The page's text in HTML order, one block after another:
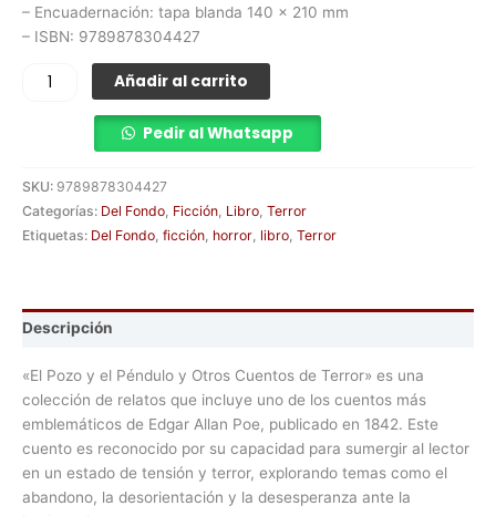
– Encuadernación: tapa blanda 140 x 210 mm
– ISBN: 9789878304427
Añadir al carrito
Pedir al Whatsapp
SKU: 9789878304427
Categorías: Del Fondo Ficción Libro Terror
Etiquetas: Del Fondo ficción horror libro Terror
Descripción
«El Pozo y el Péndulo y Otros Cuentos de Terror» es una
colección de relatos que incluye uno de los cuentos más
emblemáticos de Edgar Allan Poe, publicado en 1842. Este
cuento es reconocido por su capacidad para sumergir al lector
en un estado de tensión y terror, explorando temas como el
abandono, la desorientación y la desesperanza ante la